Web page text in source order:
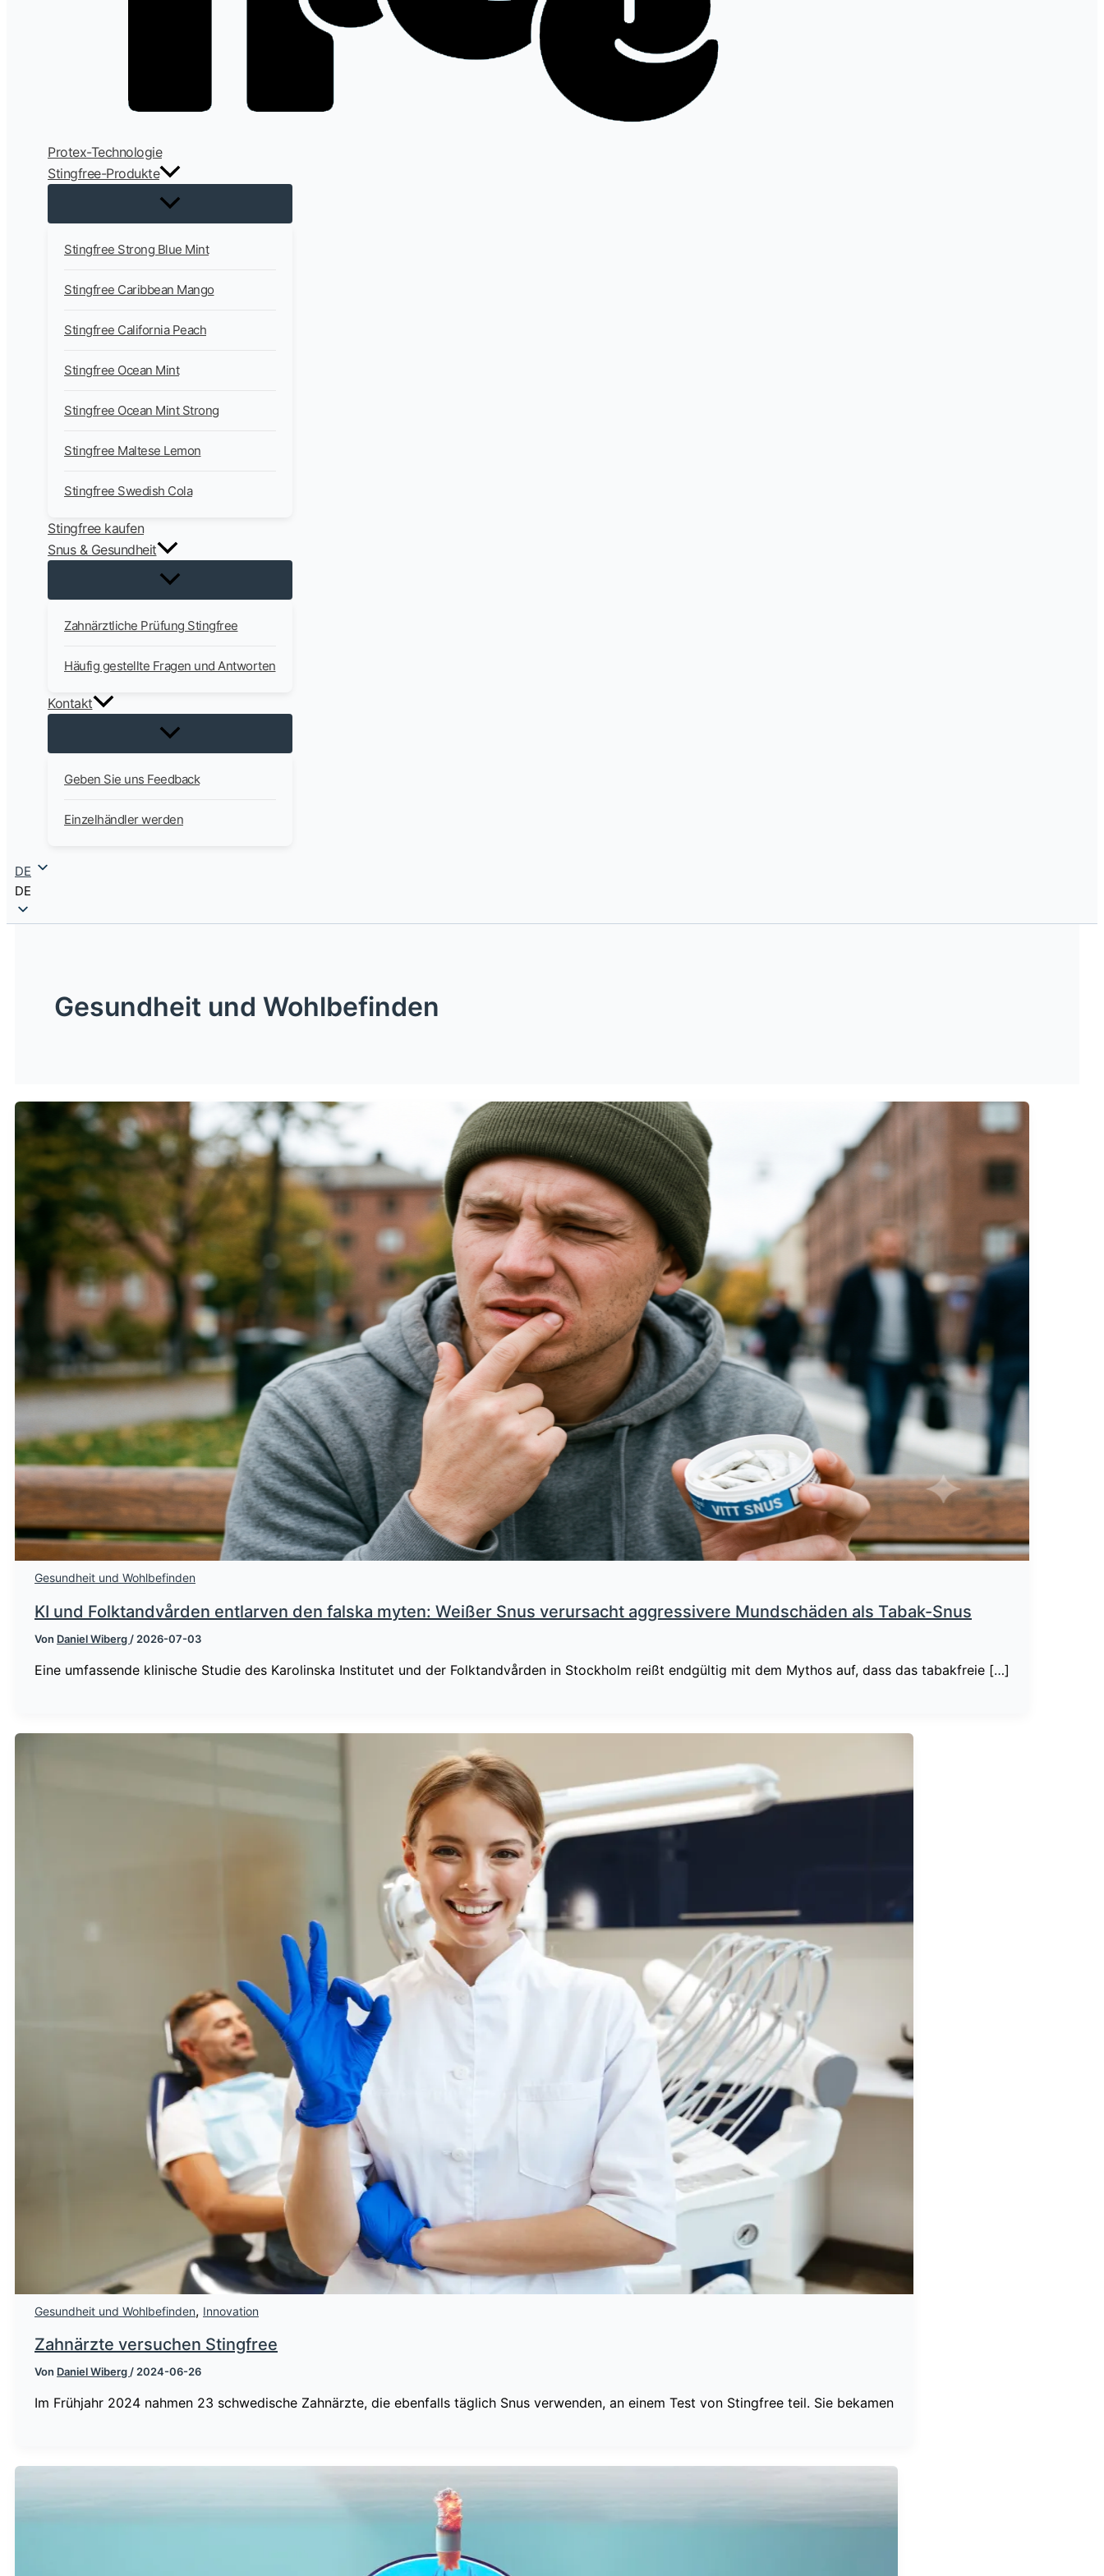
Protex-Technologie
Stingfree-Produkte
Stingfree Strong Blue Mint
Stingfree Caribbean Mango
Stingfree California Peach
Stingfree Ocean Mint
Stingfree Ocean Mint Strong
Stingfree Maltese Lemon
Stingfree Swedish Cola
Stingfree kaufen
Snus & Gesundheit
Zahnärztliche Prüfung Stingfree
Häufig gestellte Fragen und Antworten
Kontakt
Geben Sie uns Feedback
Einzelhändler werden
DE
DE
Gesundheit und Wohlbefinden
Gesundheit und Wohlbefinden
KI und Folktandvården entlarven den falska myten: Weißer Snus verursacht aggressivere Mundschäden als Tabak-Snus
Von Daniel Wiberg / 2026-07-03
Eine umfassende klinische Studie des Karolinska Institutet und der Folktandvården in Stockholm reißt endgültig mit dem Mythos auf, dass das tabakfreie […]
Gesundheit und Wohlbefinden, Innovation
Zahnärzte versuchen Stingfree
Von Daniel Wiberg / 2024-06-26
Im Frühjahr 2024 nahmen 23 schwedische Zahnärzte, die ebenfalls täglich Snus verwenden, an einem Test von Stingfree teil. Sie bekamen